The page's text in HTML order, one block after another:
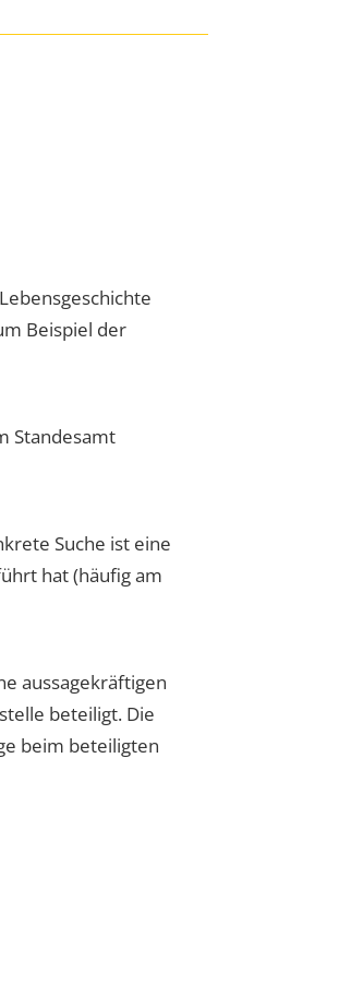
Beispiel der
Standesamt
Suche ist eine
hat (häufig am
aussagekräftigen
beteiligt. Die
beim beteiligten